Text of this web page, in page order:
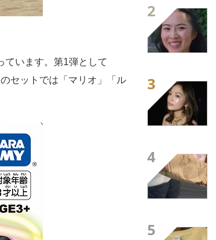
います。第1弾として
セットでは「マリオ」「ル
2
3
4
5